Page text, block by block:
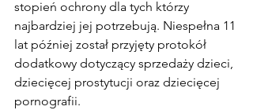
stopień ochrony dla tych którzy
najbardziej jej potrzebują. Niespełna 11
lat później został przyjęty protokół
dodatkowy dotyczący sprzedaży dzieci,
dziecięcej prostytucji oraz dziecięcej
pornografii.